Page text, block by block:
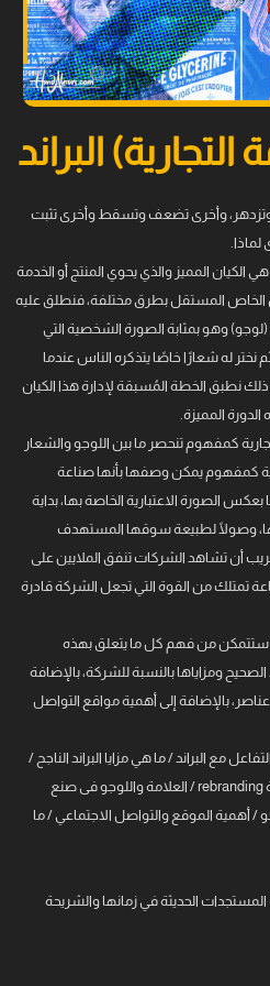
البراند
وتزدهر، وأخرى تضعف وتسقط وأخرى تثبت
هي الكيان المميز والذي يحوي المنتج أو الخدمة
الخاص المستقل بطرق مختلفة، فنطلق عليه
وهو بمثابة الصورة الشخصية التي
نختر له شعارًا خاصًا يتذكره الناس عندما
نطبق الخطة المُسبقة لإدارة هذا الكيان
المميزة.
كمفهوم تنحصر ما بين اللوجو والشعار
كمفهوم يمكن وصفها بأنها صناعة
الصورة الاعتبارية الخاصة بها، بداية
وصولًا لطبيعة سوقها المستهدف
أن تشاهد الشركات تنفق الملايين على
تمتلك من القوة التي تجعل الشركة قادرة
ستتمكن من فهم كل ما يتعلق بهذه
ومزاياها بالنسبة للشركة، بالإضافة
عناصر، بالإضافة إلى أهمية مواقع التواصل
مع البراند / ما هي مزايا البراند الناجح /
كيفية بناء البراند؟ / إعادة وصف الهوية rebranding / العلامة واللوجو فى صنع
/ أهمية الموقع والتواصل الاجتماعي / ما
الحديثة في زمانها والشريحة